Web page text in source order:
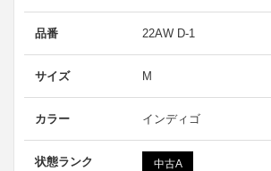
品番 22AW D-1
サイズ M
カラー インディゴ
状態ランク 中古A